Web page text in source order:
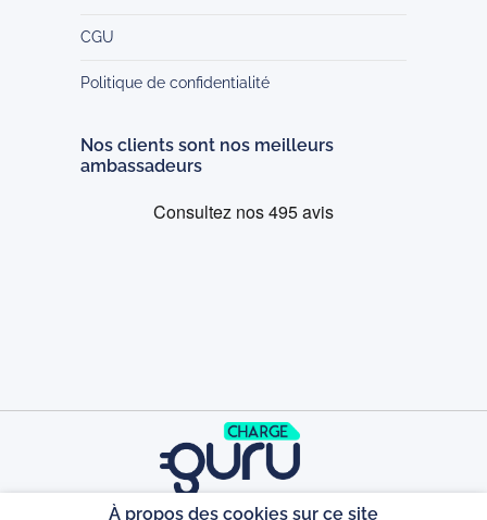
CGU
Politique de confidentialité
Nos clients sont nos meilleurs
ambassadeurs
À propos des cookies sur ce site